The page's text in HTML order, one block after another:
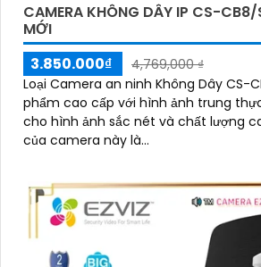
CAMERA KHÔNG DÂY IP CS-
MỚI
3.850.000₫
4,769,000 ₫
Loại Camera an ninh Không Dây CS-
phẩm cao cấp với hình ảnh trung
cho hình ảnh sắc nét và chất lượng cao. Điều đặc
của camera này là...